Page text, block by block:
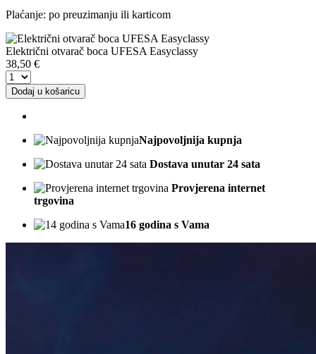
Plaćanje: po preuzimanju ili karticom
Električni otvarač boca UFESA Easyclassy
38,50 €
Dodaj u košaricu
Najpovoljnija kupnja
Dostava unutar 24 sata
Provjerena internet
trgovina
16 godina s Vama